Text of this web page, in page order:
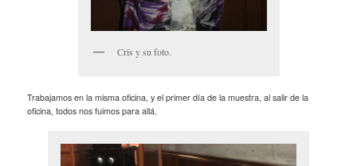
Cris y su foto.
Trabajamos en la misma oficina, y el primer día de la muestra, al salir de la
oficina, todos nos fuimos para allá.